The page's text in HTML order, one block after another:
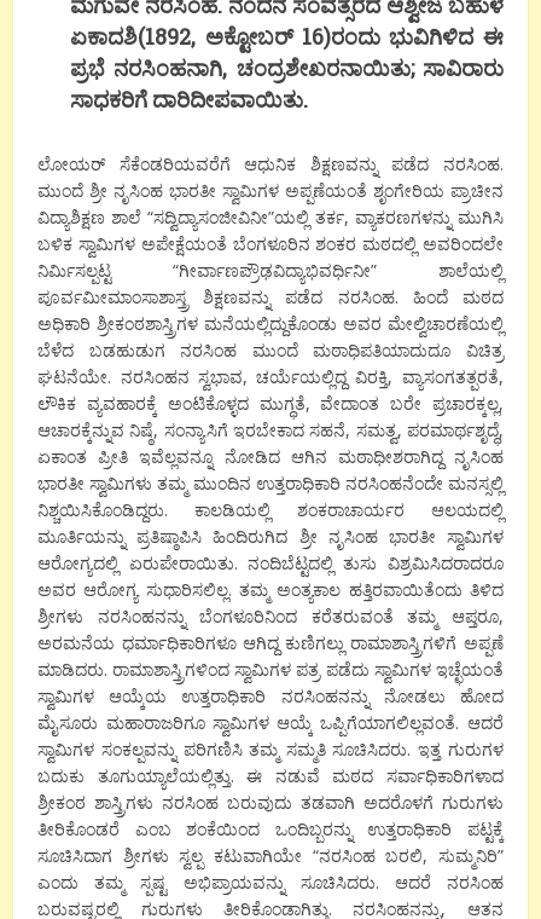
ಏಕಾದಶಿ(1892, ಅಕ್ಟೋಬರ್ 16)ರಂದು ಭುವಿಗಿಳಿದ ಈ
ಪ್ರಭೆ ನರಸಿಂಹನಾಗಿ, ಚಂದ್ರಶೇಖರನಾಯಿತು; ಸಾವಿರಾರು
ಸಾಧಕರಿಗೆ ದಾರಿದೀಪವಾಯಿತು.
ಲೋಯರ್ ಸೆಕೆಂಡರಿಯವರೆಗೆ ಆಧುನಿಕ ಶಿಕ್ಷಣವನ್ನು ಪಡೆದ ನರಸಿಂಹ.
ಮುಂದೆ ಶ್ರೀ ನೃಸಿಂಹ ಭಾರತೀ ಸ್ವಾಮಿಗಳ ಅಪ್ಪಣೆಯಂತೆ ಶೃಂಗೇರಿಯ ಪ್ರಾಚೀನ
ವಿದ್ಯಾಶಿಕ್ಷಣ ಶಾಲೆ “ಸದ್ವಿದ್ಯಾಸಂಜೀವಿನೀ”ಯಲ್ಲಿ ತರ್ಕ, ವ್ಯಾಕರಣಗಳನ್ನು ಮುಗಿಸಿ
ಬಳಿಕ ಸ್ವಾಮಿಗಳ ಅಪೇಕ್ಷೆಯಂತೆ ಬೆಂಗಳೂರಿನ ಶಂಕರ ಮಠದಲ್ಲಿ ಅವರಿಂದಲೇ
ನಿರ್ಮಿಸಲ್ಪಟ್ಟ “ಗೀರ್ವಾಣಪ್ರೌಢವಿದ್ಯಾಭಿವರ್ಧಿನೀ” ಶಾಲೆಯಲ್ಲಿ
ಪೂರ್ವಮೀಮಾಂಸಾಶಾಸ್ತ್ರ ಶಿಕ್ಷಣವನ್ನು ಪಡೆದ ನರಸಿಂಹ. ಹಿಂದೆ ಮಠದ
ಅಧಿಕಾರಿ ಶ್ರೀಕಂಠಶಾಸ್ತ್ರಿಗಳ ಮನೆಯಲ್ಲಿದ್ದುಕೊಂಡು ಅವರ ಮೇಲ್ವಿಚಾರಣೆಯಲ್ಲಿ
ಬೆಳೆದ ಬಡಹುಡುಗ ನರಸಿಂಹ ಮುಂದೆ ಮಠಾಧಿಪತಿಯಾದುದೂ ವಿಚಿತ್ರ
ಘಟನೆಯೇ. ನರಸಿಂಹನ ಸ್ವಭಾವ, ಚರ್ಯೆಯಲ್ಲಿದ್ದ ವಿರಕ್ತಿ, ವ್ಯಾಸಂಗತತ್ಪರತೆ,
ಲೌಕಿಕ ವ್ಯವಹಾರಕ್ಕೆ ಅಂಟಿಕೊಳ್ಳದ ಮುಗ್ಧತೆ, ವೇದಾಂತ ಬರೇ ಪ್ರಚಾರಕ್ಕಲ್ಲ,
ಆಚಾರಕ್ಕೆನ್ನುವ ನಿಷ್ಠೆ, ಸಂನ್ಯಾಸಿಗೆ ಇರಬೇಕಾದ ಸಹನೆ, ಸಮತ್ವ, ಪರಮಾರ್ಥಶೃದ್ಧೆ,
ಏಕಾಂತ ಪ್ರೀತಿ ಇವೆಲ್ಲವನ್ನೂ ನೋಡಿದ ಆಗಿನ ಮಠಾಧೀಶರಾಗಿದ್ದ ನೃಸಿಂಹ
ಭಾರತೀ ಸ್ವಾಮಿಗಳು ತಮ್ಮ ಮುಂದಿನ ಉತ್ತರಾಧಿಕಾರಿ ನರಸಿಂಹನೆಂದೇ ಮನಸ್ಸಲ್ಲಿ
ನಿಶ್ಚಯಿಸಿಕೊಂಡಿದ್ದರು. ಕಾಲಡಿಯಲ್ಲಿ ಶಂಕರಾಚಾರ್ಯರ ಆಲಯದಲ್ಲಿ
ಮೂರ್ತಿಯನ್ನು ಪ್ರತಿಷ್ಠಾಪಿಸಿ ಹಿಂದಿರುಗಿದ ಶ್ರೀ ನೃಸಿಂಹ ಭಾರತೀ ಸ್ವಾಮಿಗಳ
ಆರೋಗ್ಯದಲ್ಲಿ ಏರುಪೇರಾಯಿತು. ನಂದಿಬೆಟ್ಟದಲ್ಲಿ ತುಸು ವಿಶ್ರಮಿಸಿದರಾದರೂ
ಅವರ ಆರೋಗ್ಯ ಸುಧಾರಿಸಲಿಲ್ಲ. ತಮ್ಮ ಅಂತ್ಯಕಾಲ ಹತ್ತಿರವಾಯಿತೆಂದು ತಿಳಿದ
ಶ್ರೀಗಳು ನರಸಿಂಹನನ್ನು ಬೆಂಗಳೂರಿನಿಂದ ಕರೆತರುವಂತೆ ತಮ್ಮ ಆಪ್ತರೂ,
ಅರಮನೆಯ ಧರ್ಮಾಧಿಕಾರಿಗಳೂ ಆಗಿದ್ದ ಕುಣಿಗಲ್ಲು ರಾಮಾಶಾಸ್ತ್ರಿಗಳಿಗೆ ಅಪ್ಪಣೆ
ಮಾಡಿದರು. ರಾಮಾಶಾಸ್ತ್ರಿಗಳಿಂದ ಸ್ವಾಮಿಗಳ ಪತ್ರ ಪಡೆದು ಸ್ವಾಮಿಗಳ ಇಚ್ಛೆಯಂತೆ
ಸ್ವಾಮಿಗಳ ಆಯ್ಕೆಯ ಉತ್ತರಾಧಿಕಾರಿ ನರಸಿಂಹನನ್ನು ನೋಡಲು ಹೋದ
ಮೈಸೂರು ಮಹಾರಾಜರಿಗೂ ಸ್ವಾಮಿಗಳ ಆಯ್ಕೆ ಒಪ್ಪಿಗೆಯಾಗಲಿಲ್ಲವಂತೆ. ಆದರೆ
ಸ್ವಾಮಿಗಳ ಸಂಕಲ್ಪವನ್ನು ಪರಿಗಣಿಸಿ ತಮ್ಮ ಸಮ್ಮತಿ ಸೂಚಿಸಿದರು. ಇತ್ತ ಗುರುಗಳ
ಬದುಕು ತೂಗುಯ್ಯಾಲೆಯಲ್ಲಿತ್ತು. ಈ ನಡುವೆ ಮಠದ ಸರ್ವಾಧಿಕಾರಿಗಳಾದ
ಶ್ರೀಕಂಠ ಶಾಸ್ತ್ರಿಗಳು ನರಸಿಂಹ ಬರುವುದು ತಡವಾಗಿ ಅದರೊಳಗೆ ಗುರುಗಳು
ತೀರಿಕೊಂಡರೆ ಎಂಬ ಶಂಕೆಯಿಂದ ಒಂದಿಬ್ಬರನ್ನು ಉತ್ತರಾಧಿಕಾರಿ ಪಟ್ಟಕ್ಕೆ
ಸೂಚಿಸಿದಾಗ ಶ್ರೀಗಳು ಸ್ವಲ್ಪ ಕಟುವಾಗಿಯೇ “ನರಸಿಂಹ ಬರಲಿ, ಸುಮ್ಮನಿರಿ”
ಎಂದು ತಮ್ಮ ಸ್ಪಷ್ಟ ಅಭಿಪ್ರಾಯವನ್ನು ಸೂಚಿಸಿದರು. ಆದರೆ ನರಸಿಂಹ
ಬರುವಷ್ಟರಲ್ಲಿ ಗುರುಗಳು ತೀರಿಕೊಂಡಾಗಿತ್ತು. ನರಸಿಂಹನನ್ನು, ಆತನ